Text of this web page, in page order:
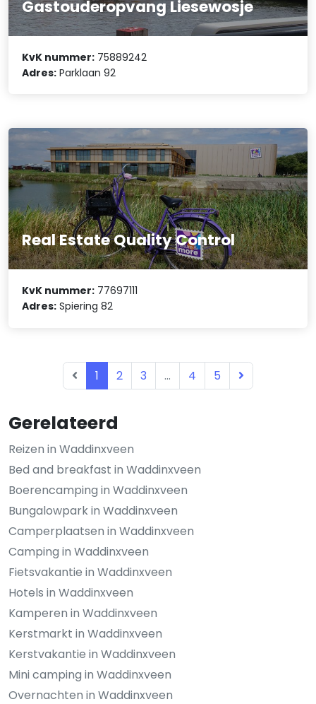
Gerelateerd
Reizen in Waddinxveen
Bed and breakfast in Waddinxveen
Boerencamping in Waddinxveen
Bungalowpark in Waddinxveen
Camperplaatsen in Waddinxveen
Camping in Waddinxveen
Fietsvakantie in Waddinxveen
Hotels in Waddinxveen
Kamperen in Waddinxveen
Kerstmarkt in Waddinxveen
Kerstvakantie in Waddinxveen
Mini camping in Waddinxveen
Overnachten in Waddinxveen
Gastouderopvang Liesewosje
KvK nummer: 75889242
Adres: Parklaan 92
Real Estate Quality Control
KvK nummer: 77697111
Adres: Spiering 82
1 2 3 ... 4 5